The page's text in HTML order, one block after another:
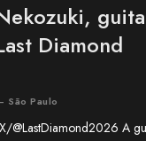
Diamond
São Paulo
@LastDiamond2026 A